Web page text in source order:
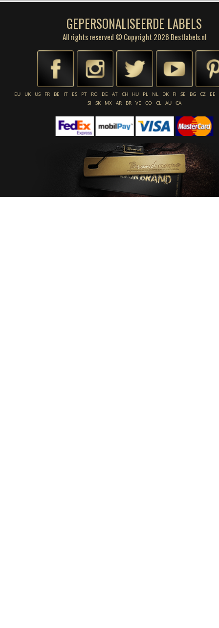
GEPERSONALISEERDE LABELS
All rights reserved © Copyright 2026 Bestlabels.nl
EU UK US FR BE IT ES PT RO DE AT CH HU PL NL DK FI SE BG CZ
EE
SI
SK MX AR BR VE CO CL AU CA